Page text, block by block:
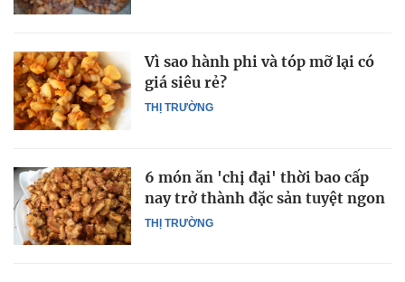
THỊ TRƯỜNG
Vì sao hành phi và tóp mỡ lại có
giá siêu rẻ?
THỊ TRƯỜNG
6 món ăn 'chị đại' thời bao cấp
nay trở thành đặc sản tuyệt ngon